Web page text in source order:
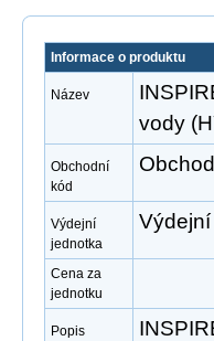
Informace o produktu
Název
vody
Obchodní
kód
Výdejní
jednotka
Cena za
jednotku
Popis